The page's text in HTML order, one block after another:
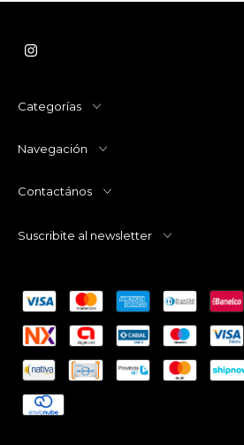
Categorías
Navegación
Contactános
Suscribite al newsletter